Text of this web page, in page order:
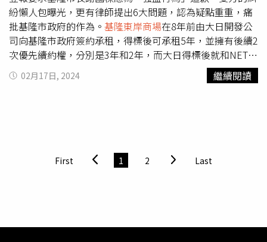
評鑑、重新評鑑是否續約的空間。
紛懶人包曝光，更有律師提出6大問題，認為疑點重重，痛
批基隆市政府的作為。 基隆東岸商場在8年前由大日開發公
司向基隆市政府簽約承租，得標後可承租5年，並擁有後續2
次優先續約權，分別是3年和2年，而大日得標後就和NET簽
約，合約時間共10年，期間大日自身經營地下停車場部分，
1樓以上委由NET經營，NET在承租期間拆除並翻新，興建2
場1樓歷經翻新，認為東岸商場的建物屬於他們所有，基隆
市政府不得隨意將產權交給第三方。大批警力夜闖東岸商
人牆，保護違法行使公權力的公務員，讓鎖匠用電鋸鋸開門
02月17日, 2024 繼續閱讀
First 1 2 Last